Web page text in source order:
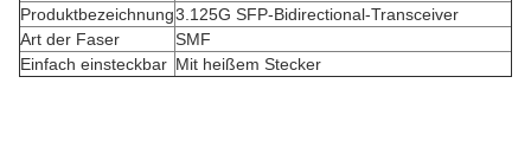
Produktbezeichnung3.125G SFP-Bidirectional-Transceiver
Art der Faser
SMF
Einfach einsteckbar Mit heißem Stecker